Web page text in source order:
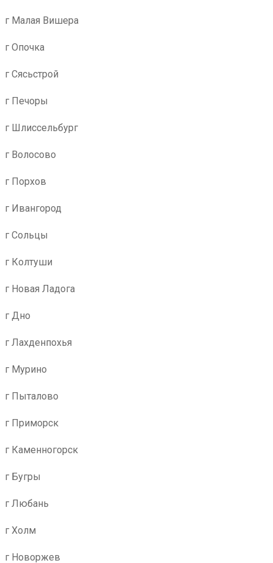
г Малая Вишера
г Опочка
г Сясьстрой
г Печоры
г Шлиссельбург
г Волосово
г Порхов
г Ивангород
г Сольцы
г Колтуши
г Новая Ладога
г Дно
г Лахденпохья
г Мурино
г Пыталово
г Приморск
г Каменногорск
г Бугры
г Любань
г Холм
г Новоржев